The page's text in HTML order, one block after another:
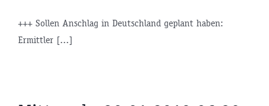
+++ Sollen Anschlag in Deutschland geplant haben:
Ermittler [...]